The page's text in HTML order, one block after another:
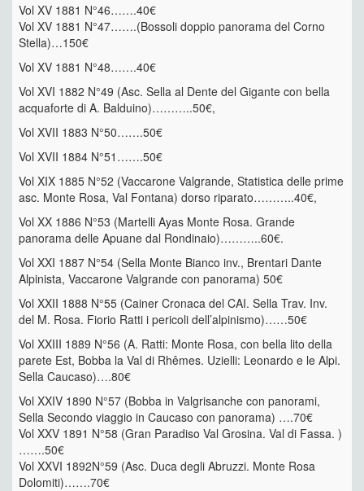
Vol XV 1881 N°46…….40€
Vol XV 1881 N°47…….(Bossoli doppio panorama del Corno
Stella)…150€
Vol XV 1881 N°48…….40€
Vol XVI 1882 N°49 (Asc. Sella al Dente del Gigante con bella
acquaforte di A. Balduino)………..50€,
Vol XVII 1883 N°50…….50€
Vol XVII 1884 N°51…….50€
Vol XIX 1885 N°52 (Vaccarone Valgrande, Statistica delle prime
asc. Monte Rosa, Val Fontana) dorso riparato………..40€,
Vol XX 1886 N°53 (Martelli Ayas Monte Rosa. Grande
panorama delle Apuane dal Rondinaio)………..60€.
Vol XXI 1887 N°54 (Sella Monte Bianco inv., Brentari Dante
Alpinista, Vaccarone Valgrande con panorama) 50€
Vol XXII 1888 N°55 (Cainer Cronaca del CAI. Sella Trav. Inv.
del M. Rosa. Fiorio Ratti i pericoli dell’alpinismo)……50€
Vol XXIII 1889 N°56 (A. Ratti: Monte Rosa, con bella lito della
parete Est, Bobba la Val di Rhêmes. Uzielli: Leonardo e le Alpi.
Sella Caucaso)….80€
Vol XXIV 1890 N°57 (Bobba in Valgrisanche con panorami,
Sella Secondo viaggio in Caucaso con panorama) ….70€
Vol XXV 1891 N°58 (Gran Paradiso Val Grosina. Val di Fassa. )
…….50€
Vol XXVI 1892N°59 (Asc. Duca degli Abruzzi. Monte Rosa
Dolomiti)…….70€